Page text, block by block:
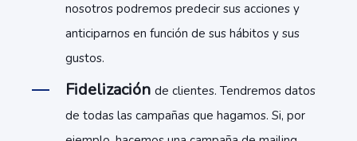
nosotros podremos predecir sus acciones y
anticiparnos en función de sus hábitos y sus
gustos.
Fidelización de clientes. Tendremos datos
de todas las campañas que hagamos. Si, por